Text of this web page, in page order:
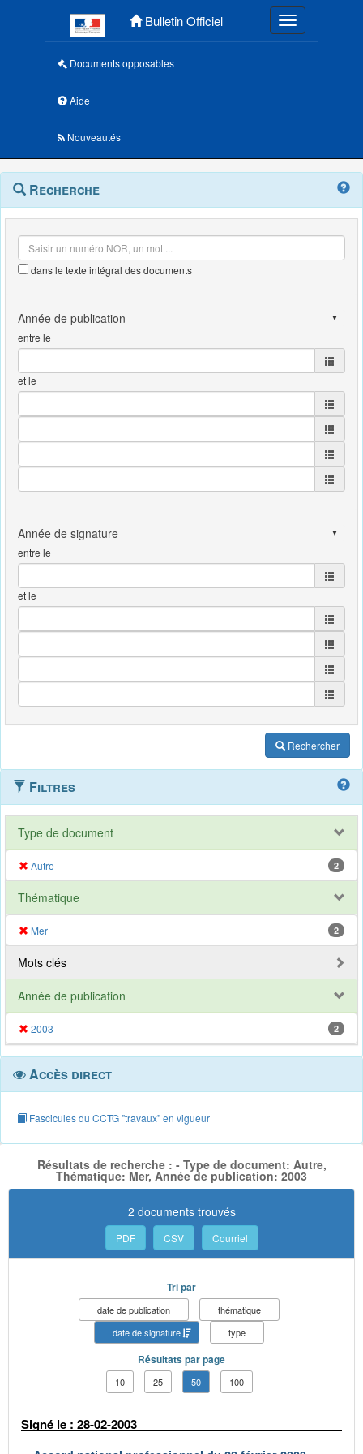
Bulletin Officiel Toggle
Documents opposables
Aide
Nouveautés
Navigation
outils
Menu
contextuel
Recherche
dans le texte intégral des documents
entre le
et le
entre le
et le
Rechercher
Filtres
Type de document
Autre 2
Thématique
Mer 2
Mots clés
Année de publication
2003 2
Accès direct
Fascicules du CCTG "travaux" en vigueur
Résultats de recherche : - Type de document: Autre,
Thématique: Mer, Année de publication: 2003
2 documents trouvés
PDF CSV Courriel
Tri par
date de publication
thématique
date de signature
type
Résultats par page
10 25 50 100
Signé le : 28-02-2003